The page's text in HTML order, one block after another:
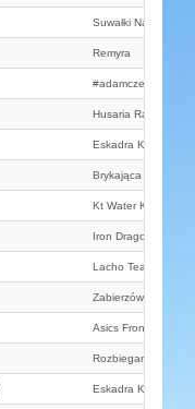
Suwałki Nanuq
Remyra
Husaria Race Team
Eskadra Kraków
Brykająca Grupa
Kt Water Knights
Iron Dragon
Lacho Team
Zabierzów Biega
Asics Frontrunners
Rozbiegane
Eskadra Kraków